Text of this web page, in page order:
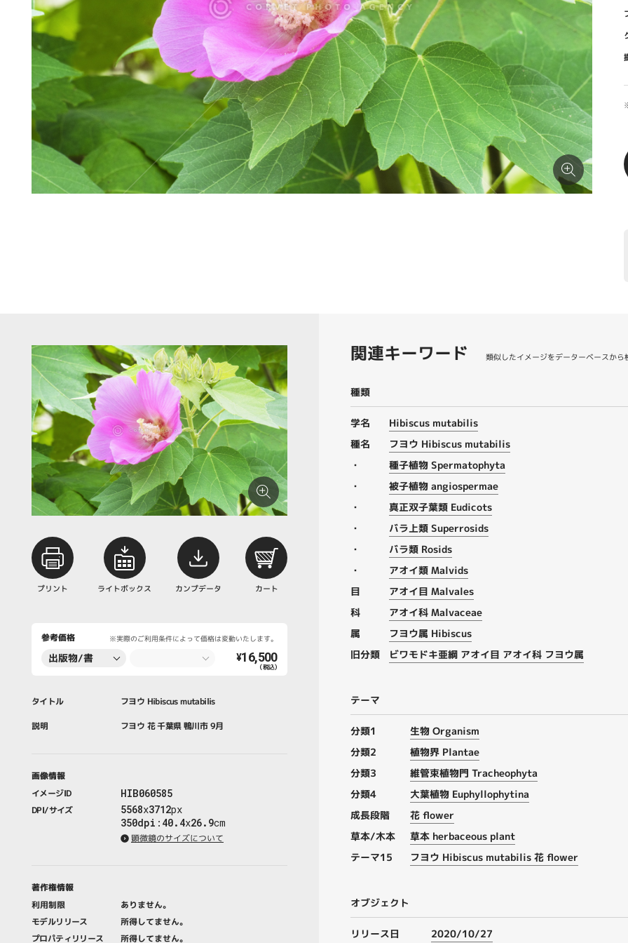
プリント ライトボックス カンプデータ カート
参考価格 ※実際のご利用条件によって価格は変動いたします。
出版物/書
¥16,500
（税込）
タイトル フヨウ Hibiscus mutabilis
説明 フヨウ 花 千葉県 鴨川市 9月
画像情報
イメージID
HIB060585
DPI/サイズ 5568x3712px
350dpi : 40.4x26.9cm
顕微鏡のサイズについて
著作権情報
利用制限
ありません。
モデルリリース
所得してません。
プロパティリリース
所得してません。
関連キーワード 類似したイメージをデーターベースから
種類
学名
Hibiscus mutabilis
種名
フヨウ Hibiscus mutabilis
・
種子植物 Spermatophyta
・
被子植物 angiospermae
・
真正双子葉類 Eudicots
・
バラ上類 Superrosids
・
バラ類 Rosids
・
アオイ類 Malvids
目
アオイ目 Malvales
科
アオイ科 Malvaceae
属
フヨウ属 Hibiscus
旧分類
ビワモドキ亜綱 アオイ目 アオイ科 フヨウ属
テーマ
分類1
生物 Organism
分類2
植物界 Plantae
分類3
維管束植物門 Tracheophyta
分類4
大葉植物 Euphyllophytina
成長段階
花 flower
草本/木本
草本 herbaceous plant
テーマ15
フヨウ Hibiscus mutabilis 花 flower
オブジェクト
リリース日 2020/10/27